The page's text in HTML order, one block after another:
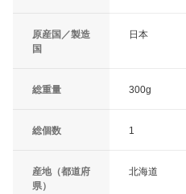
原産国／製造
国
日本
総重量 300g
総個数 1
産地（都道府
県）
北海道